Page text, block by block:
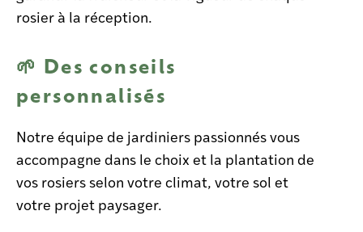
rosier à la réception.
🌱 Des conseils
personnalisés
Notre équipe de jardiniers passionnés vous
accompagne dans le choix et la plantation de
vos rosiers selon votre climat, votre sol et
votre projet paysager.